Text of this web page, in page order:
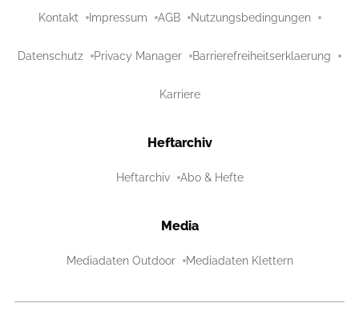
Kontakt Impressum AGB Nutzungsbedingungen
Datenschutz Privacy Manager Barrierefreiheitserklaerung
Karriere
Heftarchiv
Heftarchiv Abo & Hefte
Media
Mediadaten Outdoor Mediadaten Klettern